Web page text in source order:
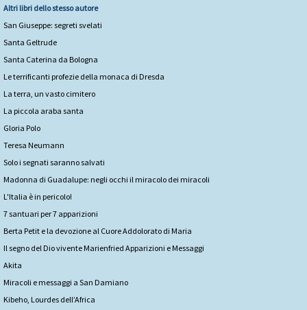
Altri libri dello stesso autore
San Giuseppe: segreti svelati
Santa Geltrude
Santa Caterina da Bologna
Le terrificanti profezie della monaca di Dresda
La terra, un vasto cimitero
La piccola araba santa
Gloria Polo
Teresa Neumann
Solo i segnati saranno salvati
Madonna di Guadalupe: negli occhi il miracolo dei miracoli
L'Italia è in pericolo!
7 santuari per 7 apparizioni
Berta Petit e la devozione al Cuore Addolorato di Maria
Il segno del Dio vivente Marienfried Apparizioni e Messaggi
Akita
Miracoli e messaggi a San Damiano
Kibeho, Lourdes dell’Africa